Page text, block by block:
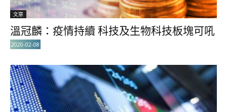
文章
溫冠麟：疫情持續 科技及生物科技板塊可吼
2020-02-08